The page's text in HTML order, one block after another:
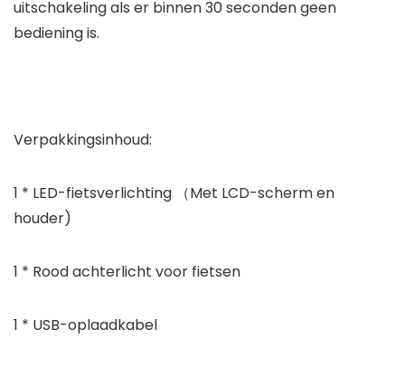
uitschakeling als er binnen 30 seconden geen
bediening is.
Verpakkingsinhoud:
1 * LED-fietsverlichting （Met LCD-scherm en
houder)
1 * Rood achterlicht voor fietsen
1 * USB-oplaadkabel